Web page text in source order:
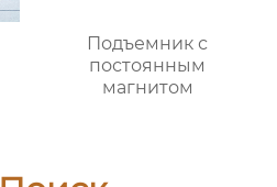
Подъемник с
постоянным
магнитом